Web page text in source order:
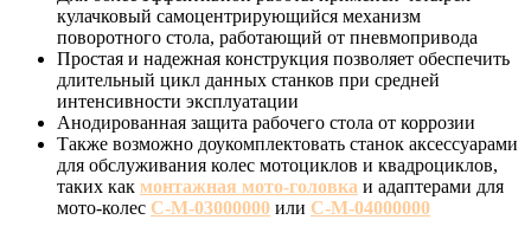
кулачковый самоцентрирующийся механизм
поворотного стола, работающий от пневмопривода
Простая и надежная конструкция позволяет обеспечить
длительный цикл данных станков при средней
интенсивности эксплуатации
Анодированная защита рабочего стола от коррозии
Также возможно доукомплектовать станок аксессуарами
для обслуживания колес мотоциклов и квадроциклов,
таких как монтажная мото-головка и адаптерами для
мото-колес C-M-03000000 или C-M-04000000